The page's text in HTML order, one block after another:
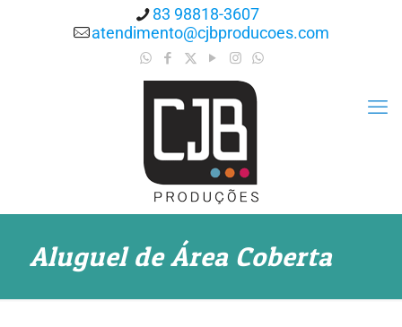
83 98818-3607
atendimento@cjbproducoes.com
Aluguel de Área Coberta